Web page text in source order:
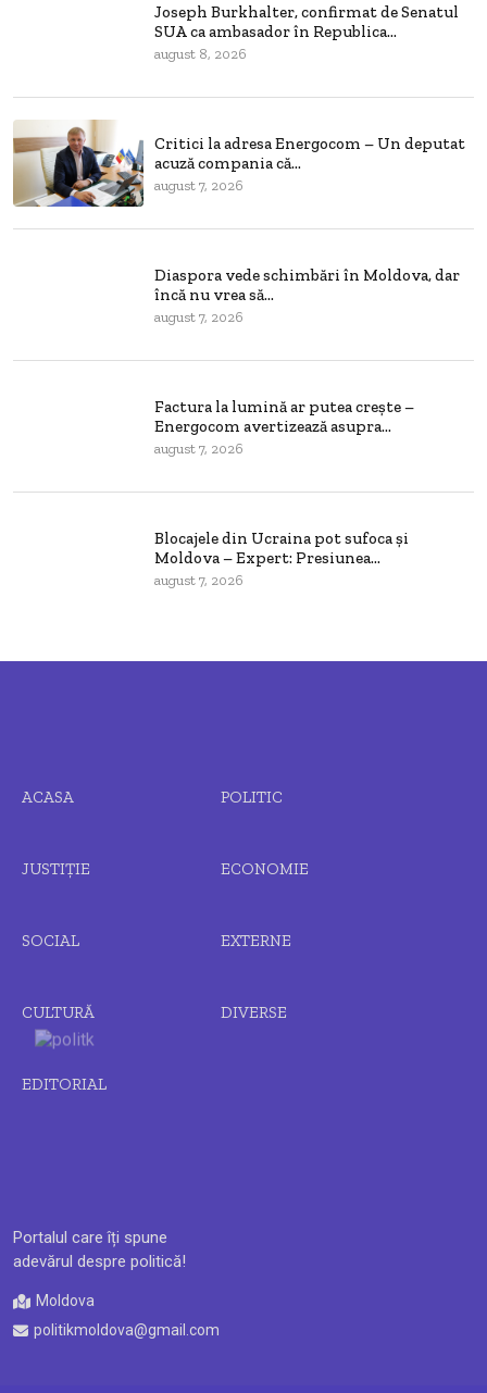
Joseph Burkhalter, confirmat de Senatul
SUA ca ambasador în Republica...
august 8, 2026
Critici la adresa Energocom – Un deputat
acuză compania că...
august 7, 2026
Diaspora vede schimbări în Moldova, dar
încă nu vrea să...
august 7, 2026
Factura la lumină ar putea crește –
Energocom avertizează asupra...
august 7, 2026
Blocajele din Ucraina pot sufoca și
Moldova – Expert: Presiunea...
august 7, 2026
Portalul care îți spune
adevărul despre politică!
Moldova
politikmoldova@gmail.com
ACASA POLITIC
JUSTIȚIE ECONOMIE
SOCIAL EXTERNE
CULTURĂ DIVERSE
EDITORIAL